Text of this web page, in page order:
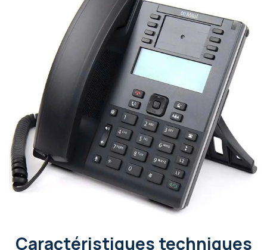
Caractéristiques techniques